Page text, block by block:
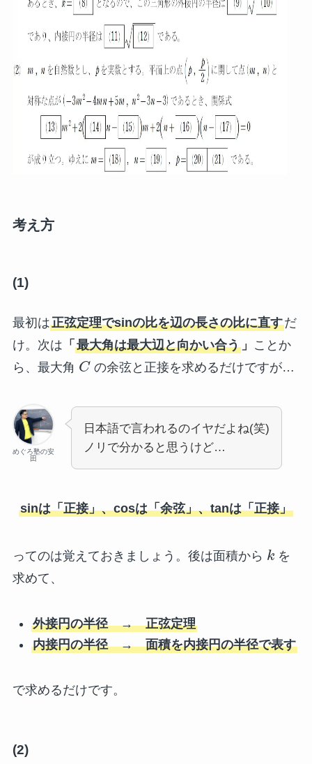
考え方
(1)
最初は正弦定理でsinの比を辺の長さの比に直すだ
け。次は 「 最大角は最大辺と向かい合う」 ことか
ら、最大角 C の余弦と正接を求めるだけですが…
めぐろ塾の安
田
日本語で言われるのイヤだよね(笑)
ノリで分かると思うけど…
sinは「正接」、cosは「余弦」、tanは「正接」
ってのは覚えておきましょう。後は面積から k を
求めて、
外接円の半径 → 正弦定理
内接円の半径 → 面積を内接円の半径で表す
で求めるだけです。
(2)